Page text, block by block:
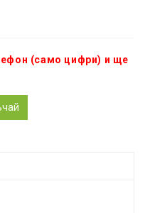
(само цифри) и ще